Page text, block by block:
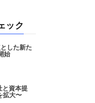
ック
した新た
始
資本提
拡大〜